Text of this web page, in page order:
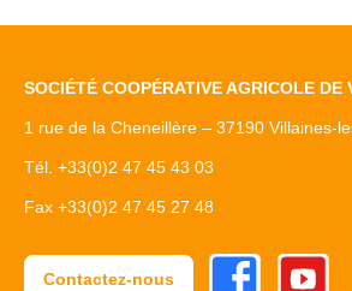
SOCIÉTÉ COOPÉRATIVE AGRICOLE DE
1 rue de la Cheneillère – 37190 Villaines-
Tél. +33(0)2 47 45 43 03
Fax +33(0)2 47 45 27 48
Contactez-nous
FacebookYoutube